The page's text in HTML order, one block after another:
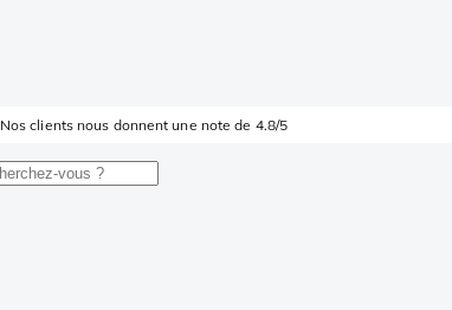
Nos clients nous donnent une note de 4.8/5